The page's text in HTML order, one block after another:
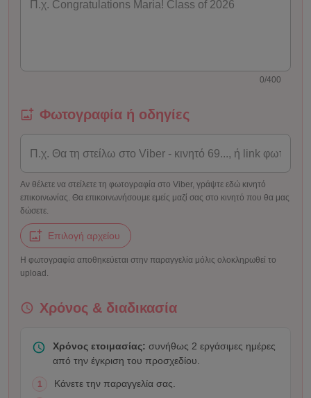
0/400
Φωτογραφία ή οδηγίες
Αν θέλετε να στείλετε τη φωτογραφία στο Viber, γράψτε εδώ κινητό
επικοινωνίας. Θα επικοινωνήσουμε εμείς μαζί σας στο κινητό που θα μας
δώσετε.
Επιλογή αρχείου
Η φωτογραφία αποθηκεύεται στην παραγγελία μόλις ολοκληρωθεί το
upload.
Χρόνος & διαδικασία
Χρόνος ετοιμασίας: συνήθως 2 εργάσιμες ημέρες
από την έγκριση του προσχεδίου.
1 Κάνετε την παραγγελία σας.